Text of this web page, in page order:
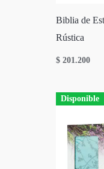
Biblia de
Rústica
$ 201.200
Disponible